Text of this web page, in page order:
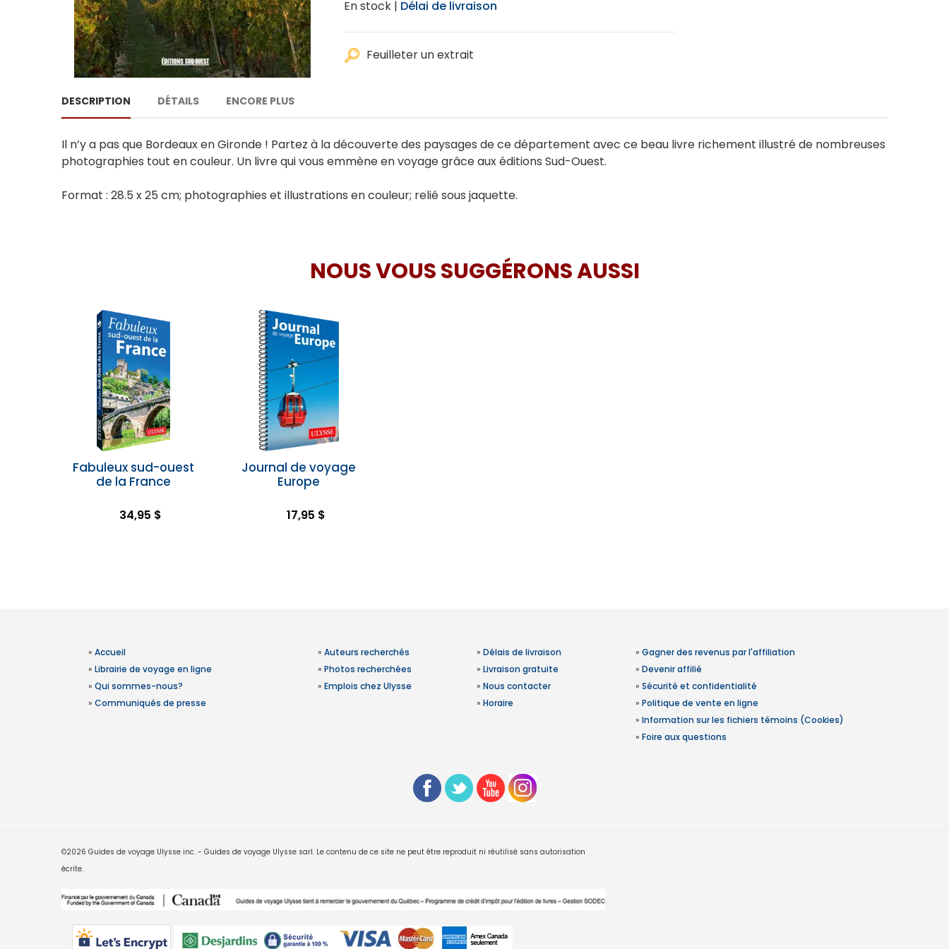
En stock | Délai de livraison
Feuilleter un extrait
DESCRIPTION DÉTAILS ENCORE PLUS
Il n’y a pas que Bordeaux en Gironde ! Partez à la découverte des paysages de ce département avec ce beau livre richement illustré de nombreuses
photographies tout en couleur. Un livre qui vous emmène en voyage grâce aux éditions Sud-Ouest.
Format : 28.5 x 25 cm; photographies et illustrations en couleur; relié sous jaquette.
NOUS VOUS SUGGÉRONS AUSSI
Fabuleux sud-ouest
de la France
34,95 $
Journal de voyage
Europe
17,95 $
» Accueil
» Librairie de voyage en ligne
» Qui sommes-nous?
» Communiqués de presse
» Auteurs recherchés
» Photos recherchées
» Emplois chez Ulysse
» Délais de livraison
» Livraison gratuite
» Nous contacter
» Horaire
» Gagner des revenus par l'affiliation
» Devenir affilié
» Sécurité et confidentialité
» Politique de vente en ligne
» Information sur les fichiers témoins (Cookies)
» Foire aux questions
©2026 Guides de voyage Ulysse inc. - Guides de voyage Ulysse sarl. Le contenu de ce site ne peut être reproduit ni réutilisé sans autorisation
écrite.